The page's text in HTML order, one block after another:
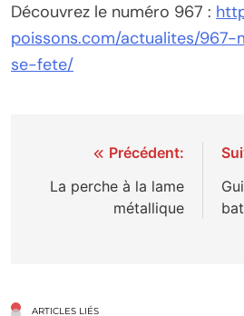
Découvrez le numéro 967 :
poissons.com/actualites/
se-fete/
Navigation
de
Précédent:
La perche à la lame
métallique
ARTICLES LIÉS